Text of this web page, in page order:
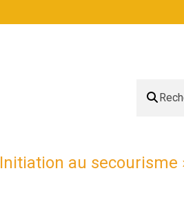
Initiation au secourisme